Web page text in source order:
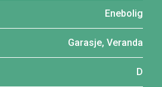
Enebolig
Garasje, Veranda
D